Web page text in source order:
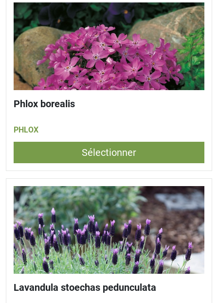
Phlox borealis
PHLOX
Sélectionner
Lavandula stoechas pedunculata